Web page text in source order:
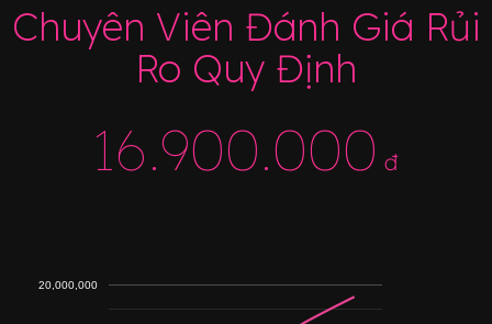
Chuyên Viên Đánh Giá Rủi
Ro Quy Định
16.900.000 đ
20,000,000